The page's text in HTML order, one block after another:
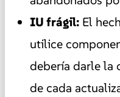
IU frágil: El
utilice
debería darle la
de cada